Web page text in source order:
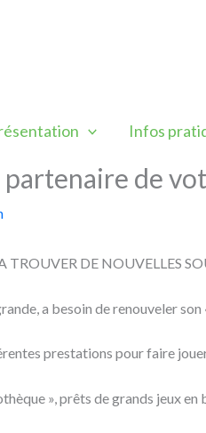
Infos
partenaire de
TROUVER DE NOUVELLES
a besoin de renouveler
prestations pour faire
», prêts de grands jeux en